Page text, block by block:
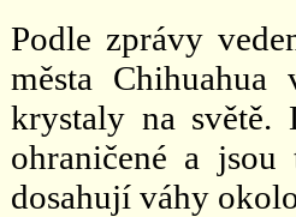
Podle zprávy
města
krystaly na světě.
ohraničené a
dosahují váhy